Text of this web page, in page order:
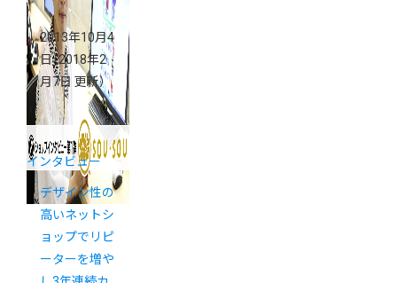
2013年10月4
日（2018年2
月7日 更新）
インタビュー
デザイン性の
高いネットシ
ョップでリピ
ーターを増や